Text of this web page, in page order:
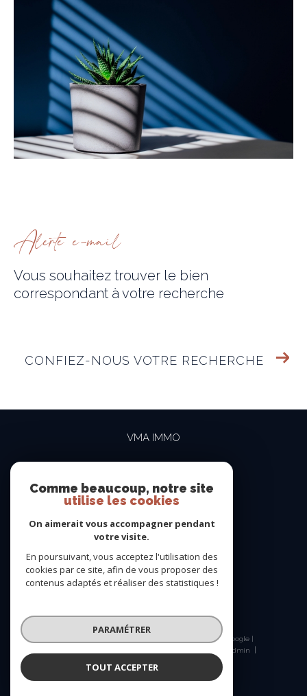
alerte e-mail
Vous souhaitez trouver le bien
correspondant à votre recherche
CONFIEZ-NOUS VOTRE RECHERCHE
VMA IMMO
contact@vma-immo.com
19 rue des Rosiéristes
NOUS SUIVRE SUR
© 2026 | Tous droits réservés | Traduction powered by Google |
Admin
Nos liens
Politique RGPD
Comme beaucoup, notre site
utilise les cookies
On aimerait vous accompagner pendant
votre visite.
En poursuivant, vous acceptez l'utilisation des
cookies par ce site, afin de vous proposer des
contenus adaptés et réaliser des statistiques !
PARAMÉTRER
TOUT ACCEPTER